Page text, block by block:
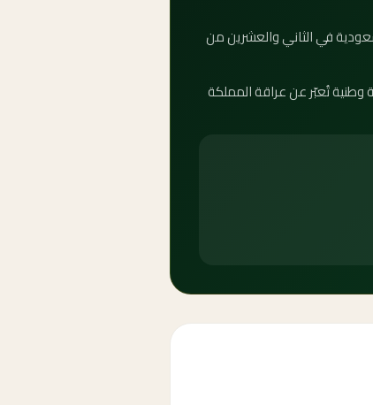
في المملكة العربية السعودية في الثاني والعشرين من
كل ثانية. يوم التأسيس مناسبة وطنية تُعبّر عن عراقة المملكة